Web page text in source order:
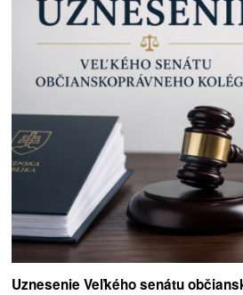
Uznesenie Veľkého senátu